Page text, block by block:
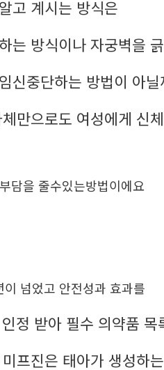
고 계시는 방식은
는 방식이나 자궁벽을
신중단하는 방법이 아
만으로도 여성에게 신
담을 줄수있는방법이에요
넘었고 안전성과 효과를
정 받아 필수 의약품
프진은 태아가 생성하는